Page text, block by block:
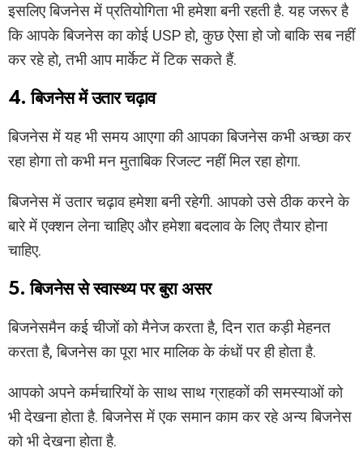
इसलिए बिजनेस में प्रतियोगिता भी हमेशा बनी रहती है. यह जरूर है
कि आपके बिजनेस का कोई USP हो, कुछ ऐसा हो जो बाकि सब नहीं
कर रहे हो, तभी आप मार्केट में टिक सकते हैं.
4. बिजनेस में उतार चढ़ाव
बिजनेस में यह भी समय आएगा की आपका बिजनेस कभी अच्छा कर
रहा होगा तो कभी मन मुताबिक रिजल्ट नहीं मिल रहा होगा.
बिजनेस में उतार चढ़ाव हमेशा बनी रहेगी. आपको उसे ठीक करने के
बारे में एक्शन लेना चाहिए और हमेशा बदलाव के लिए तैयार होना
चाहिए.
5. बिजनेस से स्वास्थ्य पर बुरा असर
बिजनेसमैन कई चीजों को मैनेज करता है, दिन रात कड़ी मेहनत
करता है, बिजनेस का पूरा भार मालिक के कंधों पर ही होता है.
आपको अपने कर्मचारियों के साथ साथ ग्राहकों की समस्याओं को
भी देखना होता है. बिजनेस में एक समान काम कर रहे अन्य बिजनेस
को भी देखना होता है.